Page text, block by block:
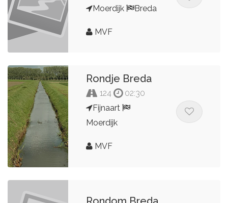
Moerdijk
Breda
MVF
Rondje Breda
124
02:30
Fijnaart
Moerdijk
MVF